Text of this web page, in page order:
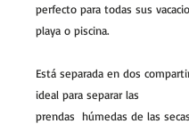
perfecto para todas sus
playa o piscina.
Está separada en dos
ideal para separar las
prendas húmedas de las